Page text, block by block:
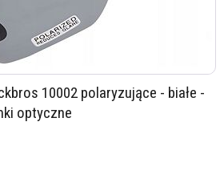
10002 polaryzujące - białe -
optyczne